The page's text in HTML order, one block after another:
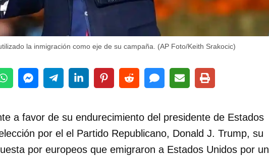
la inmigración como eje de su campaña. (AP Foto/Keith Srakocic)
a favor de su endurecimiento del presidente de Estados
por el el Partido Republicano, Donald J. Trump, su
por europeos que emigraron a Estados Unidos por un